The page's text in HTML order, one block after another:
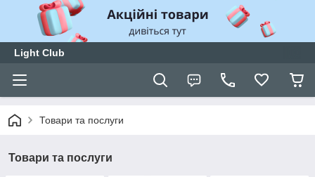
Light Club
Товари та послуги
Товари та послуги